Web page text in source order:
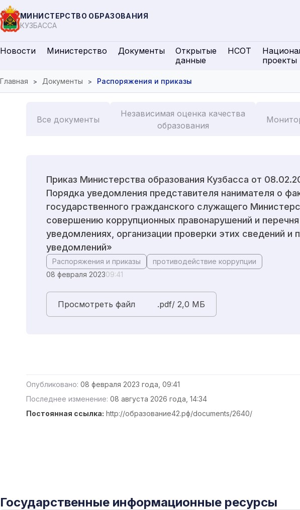
МИНИСТЕРСТВО ОБРАЗОВАНИЯ
КУЗБАССА
Новости Министерство Документы
Открытые
данные
НСОТ
проекты
Главная Документы Распоряжения и приказы
Все документы
Независимая оценка качества
образования
Приказ Министерства образования Кузбасса от
Порядка уведомления представителя нанимателя о
государственного гражданского служащего
совершению коррупционных правонарушений и
уведомлениях, организации проверки этих сведений и
уведомлений»
Распоряжения и приказы
противодействие коррупции
08 февраля 202309:41
Просмотреть файл .pdf/ 2,0 MБ
Опубликовано: 08 февраля 2023 года, 09:41
Последнее изменение: 08 августа 2026 года, 14:34
Постоянная ссылка: http://образование42.рф/documents/2640/
Государственные информационные ресурсы